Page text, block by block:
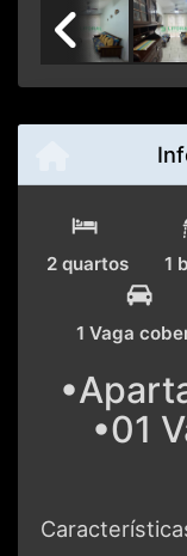
Previous
2 quartos 1
1 Vaga
•01